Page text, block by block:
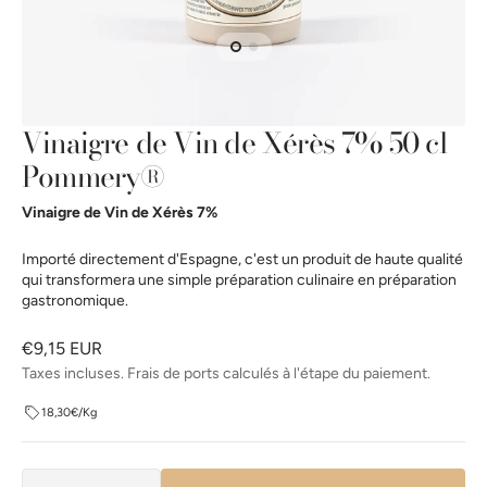
la
vue
de
Vinaigre de Vin de Xérès 7% 50 cl
Pommery®
Vinaigre de Vin de Xérès 7%
Importé directement d'Espagne, c'est un produit de haute qualité
qui transformera une simple préparation culinaire en préparation
gastronomique.
Prix
habituel
€9,15 EUR
Taxes incluses. Frais de ports calculés à l'étape du paiement.
18,30€/Kg